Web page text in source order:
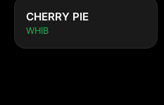
CHERRY PIE
WHIB